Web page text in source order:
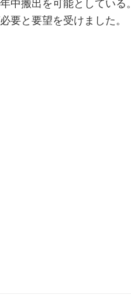
中搬出を可能としている。
要と要望を受けました。